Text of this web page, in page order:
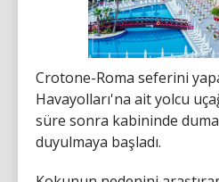
Crotone-Roma seferini
Havayolları'na ait yolcu
süre sonra kabininde
duyulmaya başladı.